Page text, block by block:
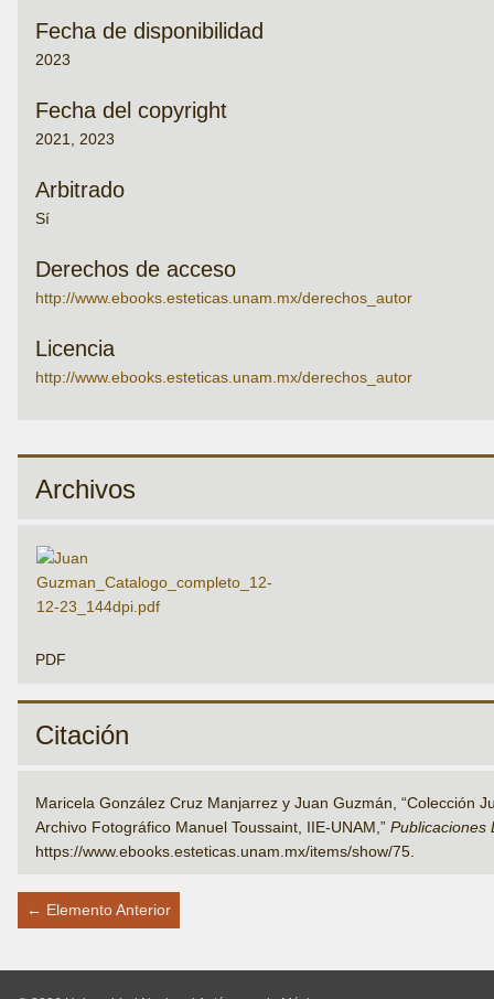
Fecha de disponibilidad
2023
Fecha del copyright
2021, 2023
Arbitrado
Sí
Derechos de acceso
http://www.ebooks.esteticas.unam.mx/derechos_autor
Licencia
http://www.ebooks.esteticas.unam.mx/derechos_autor
Archivos
PDF
Citación
Maricela González Cruz Manjarrez y Juan Guzmán, “Colección
Archivo Fotográfico Manuel Toussaint, IIE-UNAM,” Publicaciones
https://www.ebooks.esteticas.unam.mx/items/show/75
← Elemento Anterior